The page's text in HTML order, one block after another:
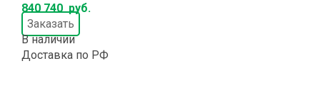
840 740 руб.
Заказать
В наличии
Доставка по РФ